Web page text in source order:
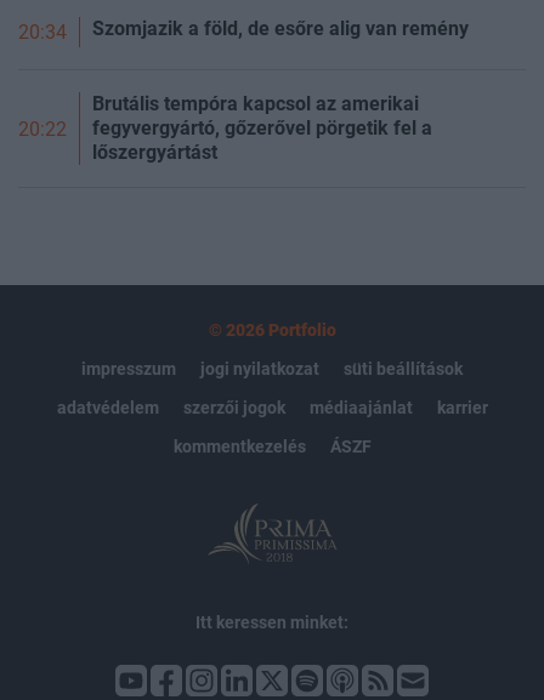
20:34 Szomjazik a föld, de esőre alig van remény
20:22
Brutális tempóra kapcsol az amerikai
fegyvergyártó, gőzerővel pörgetik fel a
lőszergyártást
© 2026 Portfolio
impresszum
jogi nyilatkozat
süti beállítások
adatvédelem
szerzői jogok médiaajánlat
karrier
kommentkezelés
ÁSZF
Itt keressen minket: